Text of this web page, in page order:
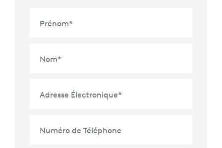
Prénom*
Nom*
Adresse Électronique*
Numéro de Téléphone